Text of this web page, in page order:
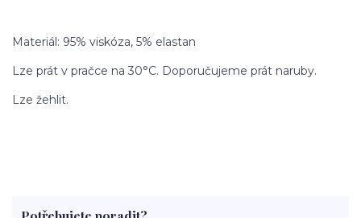
Materiál: 95% viskóza, 5% elastan
Lze prát v pračce na 30°C. Doporučujeme prát naruby.
Lze žehlit.